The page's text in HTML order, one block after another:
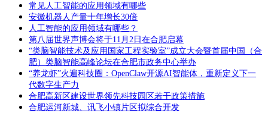
常见人工智能的应用领域有哪些
安徽机器人产量十年增长30倍
人工智能的应用领域有哪些？
第八届世界声博会将于11月2日在合肥启幕
“类脑智能技术及应用国家工程实验室”成立大会暨首届中国（合
肥）类脑智能高峰论坛在合肥市政务中心举办
“养龙虾”火遍科技圈：OpenClaw开源AI智能体，重新定义下一
代数字生产力
合肥高新区建设世界领先科技园区若干政策措施
合肥运河新城、讯飞小镇片区拟综合开发